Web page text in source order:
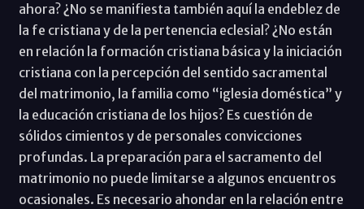
ahora? ¿No se manifiesta también aquí la endeblez de
la fe cristiana y de la pertenencia eclesial? ¿No están
en relación la formación cristiana básica y la iniciación
cristiana con la percepción del sentido sacramental
del matrimonio, la familia como “iglesia doméstica” y
la educación cristiana de los hijos? Es cuestión de
sólidos cimientos y de personales convicciones
profundas. La preparación para el sacramento del
matrimonio no puede limitarse a algunos encuentros
ocasionales. Es necesario ahondar en la relación entre